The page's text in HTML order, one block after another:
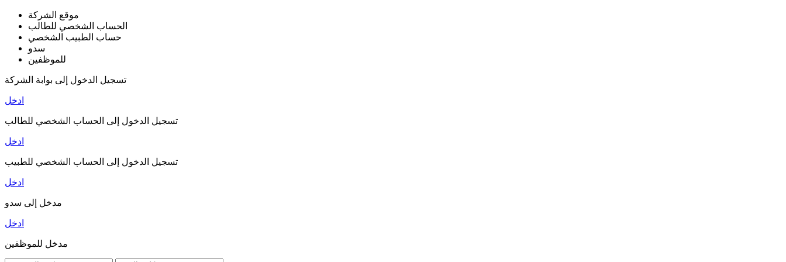
موقع الشركة
الحساب الشخصي للطالب
حساب الطبيب الشخصي
سدو
للموظفين
تسجيل الدخول إلى بوابة الشركة
ادخل
تسجيل الدخول إلى الحساب الشخصي للطالب
ادخل
تسجيل الدخول إلى الحساب الشخصي للطبيب
ادخل
مدخل إلى سدو
ادخل
مدخل للموظفين